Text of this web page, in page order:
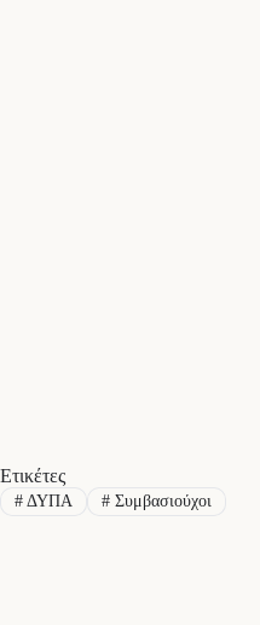
Ετικέτες
#ΔΥΠΑ #Συμβασιούχοι